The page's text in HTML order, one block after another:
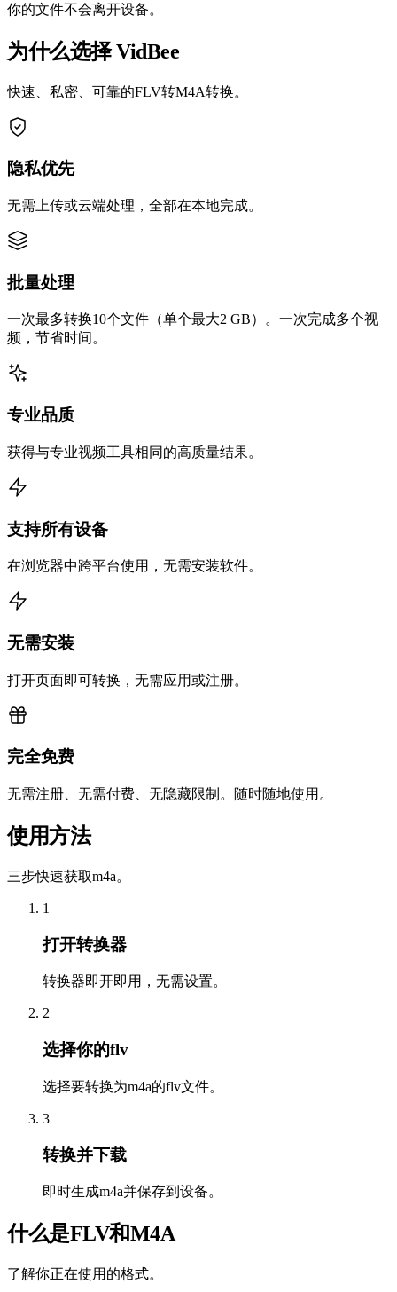
你的文件不会离开设备。
为什么选择 VidBee
快速、私密、可靠的FLV转M4A转换。
隐私优先
无需上传或云端处理，全部在本地完成。
批量处理
一次最多转换10个文件（单个最大2 GB）。一次完成多个视
频，节省时间。
专业品质
获得与专业视频工具相同的高质量结果。
支持所有设备
在浏览器中跨平台使用，无需安装软件。
无需安装
打开页面即可转换，无需应用或注册。
完全免费
无需注册、无需付费、无隐藏限制。随时随地使用。
使用方法
三步快速获取m4a。
1
打开转换器
转换器即开即用，无需设置。
2
选择你的flv
选择要转换为m4a的flv文件。
3
转换并下载
即时生成m4a并保存到设备。
什么是FLV和M4A
了解你正在使用的格式。